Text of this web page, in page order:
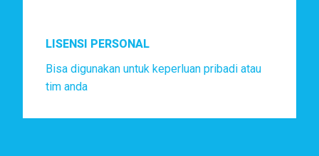
LISENSI PERSONAL
Bisa digunakan untuk keperluan pribadi atau
tim anda